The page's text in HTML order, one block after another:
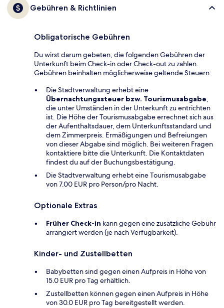
Gebühren & Richtlinien
Obligatorische Gebühren
Du wirst darum gebeten, die folgenden Gebühren der
Unterkunft beim Check-in oder Check-out zu zahlen.
Gebühren beinhalten möglicherweise geltende Steuern:
Die Stadtverwaltung erhebt eine
Übernachtungssteuer bzw. Tourismusabgabe,
die unter Umständen in der Unterkunft zu entrichten
ist. Die Höhe der Tourismusabgabe errechnet sich aus
der Aufenthaltsdauer, dem Unterkunftsstandard und
dem Zimmerpreis. Ermäßigungen und Befreiungen
von dieser Abgabe sind möglich. Bei weiteren Fragen
kontaktiere bitte die Unterkunft. Die Kontaktdaten
findest du auf der Buchungsbestätigung.
Die Stadtverwaltung erhebt eine Tourismusabgabe
von 7.00 EUR pro Person/pro Nacht.
Optionale Extras
Früher Check-in kann gegen eine zusätzliche Gebühr
arrangiert werden (je nach Verfügbarkeit).
Kinder- und Zustellbetten
Babybetten sind gegen einen Aufpreis in Höhe von
15.0 EUR pro Tag erhältlich.
Zustellbetten können gegen einen Aufpreis in Höhe
von 30.0 EUR pro Tag bereitgestellt werden.